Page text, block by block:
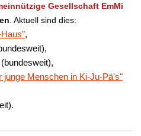
Gesellschaft EmMi
. Aktuell sind dies:
,
(bundesweit),
junge Menschen in Ki-Ju-Pä's"